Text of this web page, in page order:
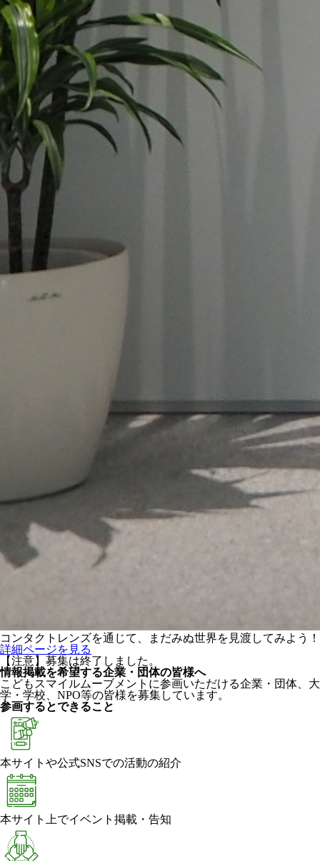
コンタクトレンズを通じて、まだみぬ世界を見渡してみよう！
詳細ページを見る
【注意】募集は終了しました。
情報掲載を希望する企業・団体の皆様へ
こどもスマイルムーブメントに参画いただける企業・団体、大
学・学校、NPO等の皆様を募集しています。
参画するとできること
本サイトや公式SNSでの活動の紹介
本サイト上でイベント掲載・告知